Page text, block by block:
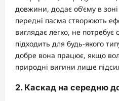
довжини, додає об’єму в
передні пасма створюють
виглядає легко, не потребує
підходить для будь-якого
добре вона працює, якщо
природні вигини лише
2. Каскад на середню